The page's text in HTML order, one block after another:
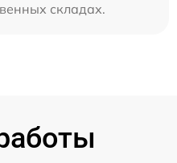
складах.